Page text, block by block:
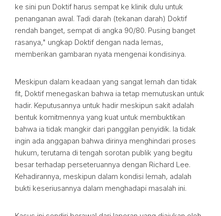
ke sini pun Doktif harus sempat ke klinik dulu untuk
penanganan awal. Tadi darah (tekanan darah) Doktif
rendah banget, sempat di angka 90/80. Pusing banget
rasanya," ungkap Doktif dengan nada lemas,
memberikan gambaran nyata mengenai kondisinya.
Meskipun dalam keadaan yang sangat lemah dan tidak
fit, Doktif menegaskan bahwa ia tetap memutuskan untuk
hadir. Keputusannya untuk hadir meskipun sakit adalah
bentuk komitmennya yang kuat untuk membuktikan
bahwa ia tidak mangkir dari panggilan penyidik. Ia tidak
ingin ada anggapan bahwa dirinya menghindari proses
hukum, terutama di tengah sorotan publik yang begitu
besar terhadap perseteruannya dengan Richard Lee.
Kehadirannya, meskipun dalam kondisi lemah, adalah
bukti keseriusannya dalam menghadapi masalah ini.